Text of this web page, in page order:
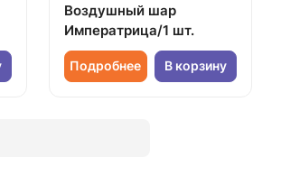
Воздушный шар
Императрица/1 шт.
Подробнее В корзину